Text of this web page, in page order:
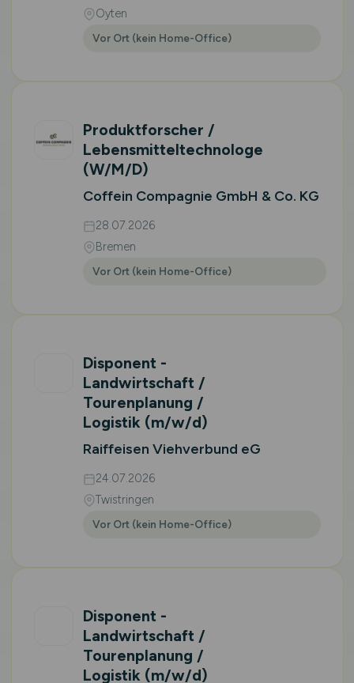
Oyten
Vor Ort (kein Home-Office)
Produktforscher /
Lebensmitteltechnologe
(W/M/D)
Coffein Compagnie GmbH & Co. KG
28.07.2026
Bremen
Vor Ort (kein Home-Office)
Disponent -
Landwirtschaft /
Tourenplanung /
Logistik (m/w/d)
Raiffeisen Viehverbund eG
24.07.2026
Twistringen
Vor Ort (kein Home-Office)
Disponent -
Landwirtschaft /
Tourenplanung /
Logistik (m/w/d)